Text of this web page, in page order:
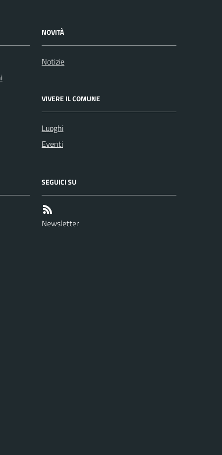
NOVITÀ
Notizie
VIVERE IL COMUNE
Luoghi
Eventi
SEGUICI SU
Newsletter